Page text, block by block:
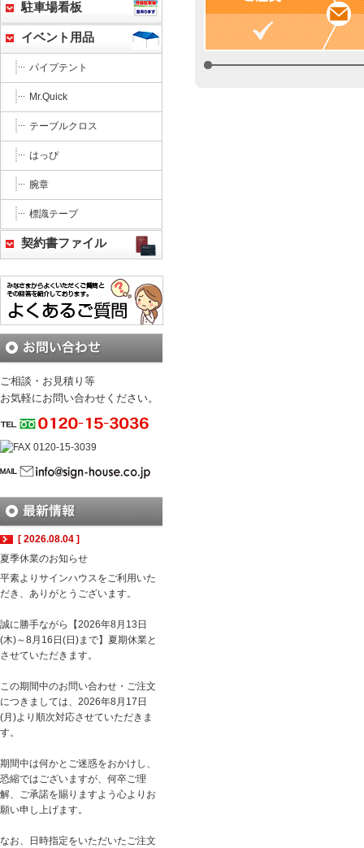
駐車場看板
イベント用品
パイプテント
Mr.Quick
テーブルクロス
はっぴ
腕章
標識テープ
契約書ファイル
ご相談・お見積り等
お気軽にお問い合わせください。
[ 2026.08.04 ]
夏季休業のお知らせ
平素よりサインハウスをご利用いた
だき、ありがとうございます。
誠に勝手ながら【2026年8月13日
(木)～8月16日(日)まで】夏期休業と
させていただきます。
この期間中のお問い合わせ・ご注文
につきましては、2026年8月17日
(月)より順次対応させていただきま
す。
期間中は何かとご迷惑をおかけし、
恐縮ではございますが、何卒ご理
解、ご承諾を賜りますよう心よりお
願い申し上げます。
なお、日時指定をいただいたご注文